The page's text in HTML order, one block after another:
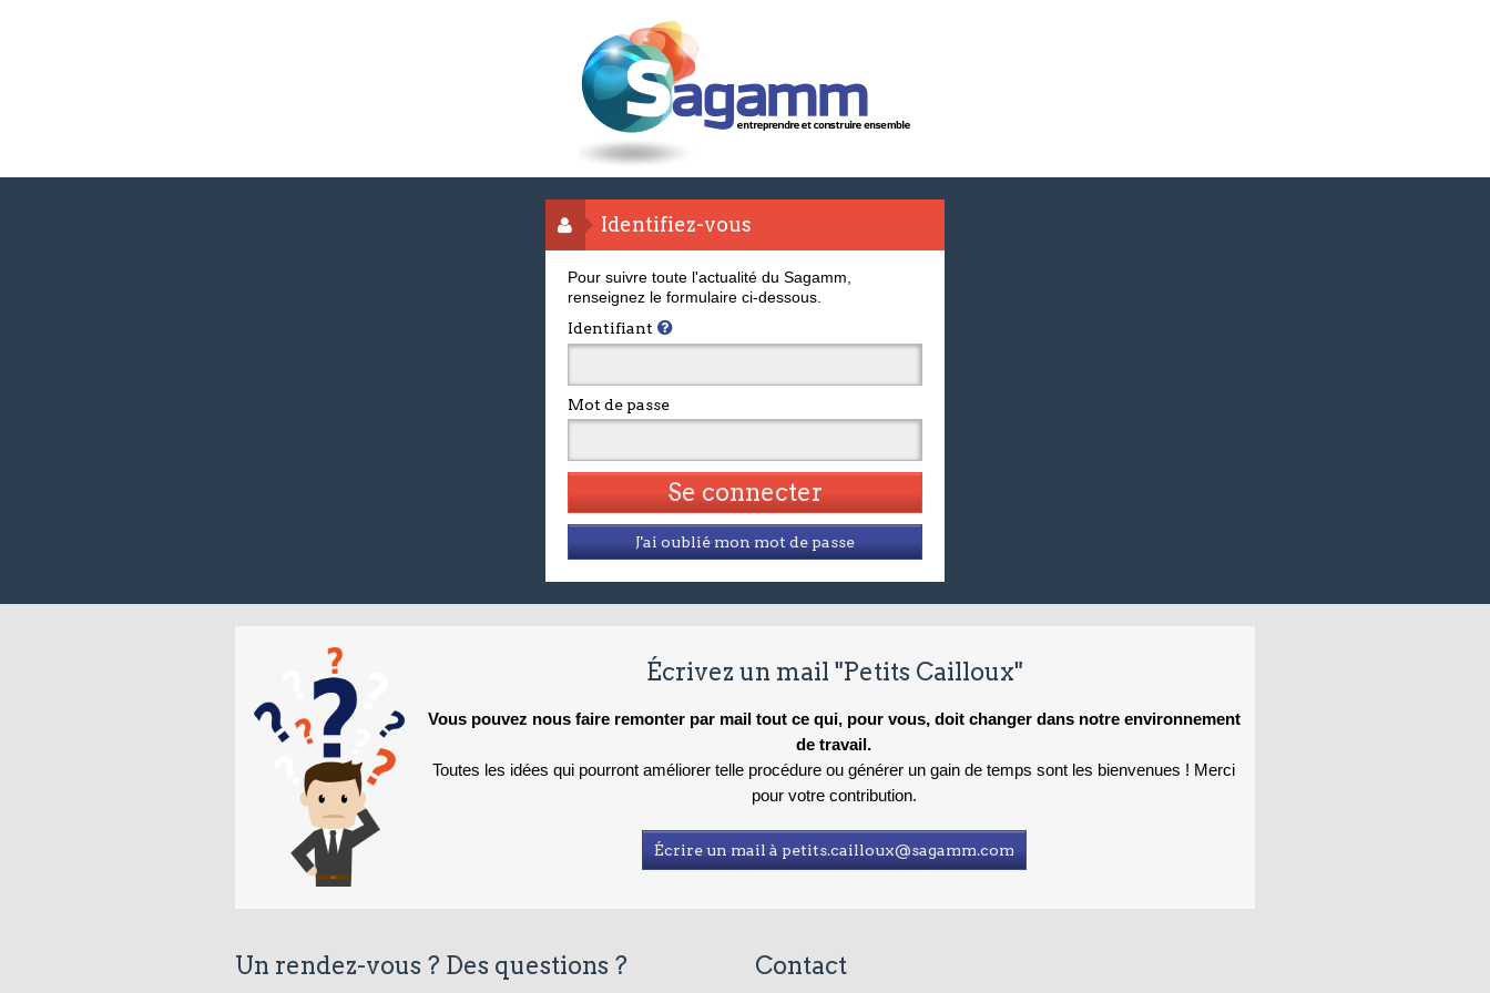
Identifiez-vous
Pour suivre toute l'actualité du Sagamm,
renseignez le formulaire ci-dessous.
Identifiant
Mot de passe
J'ai oublié mon mot de passe
Écrivez un mail "Petits Cailloux"
Vous pouvez nous faire remonter par mail tout ce qui, pour vous, doit changer dans notre environnement
de travail.
Toutes les idées qui pourront améliorer telle procédure ou générer un gain de temps sont les bienvenues ! Merci
pour votre contribution.
Écrire un mail à petits.cailloux@sagamm.com
Un rendez-vous ? Des questions ? Contact